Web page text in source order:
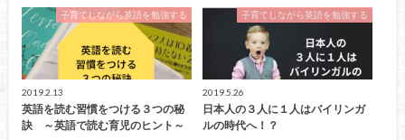
子育てしながら英語を勉強する
2019.2.13
英語を読む習慣をつける３つの秘
訣 ～英語で読む育児のヒント～
子育てしながら英語を勉強する
2019.5.26
日本人の３人に１人はバイリンガ
ルの時代へ！？